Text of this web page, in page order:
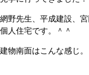
網野先生、平成建設、
個人住宅です。＾＾
建物南面はこんな感じ。